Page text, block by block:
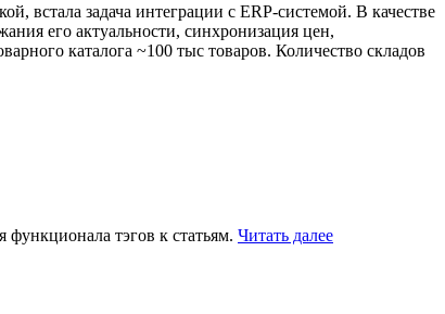
встала задача интеграции с ERP-системой. В качестве
его актуальности, синхронизация цен,
каталога ~100 тыс товаров. Количество складов
тэгов к статьям. Читать далее